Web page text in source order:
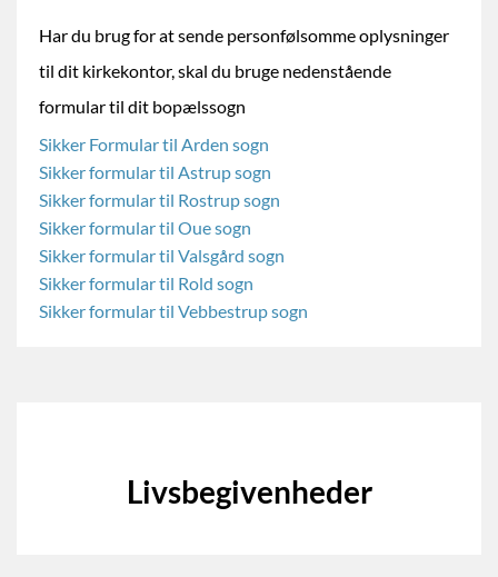
Har du brug for at sende personfølsomme oplysninger
til dit kirkekontor, skal du bruge nedenstående
formular til dit bopælssogn
Sikker Formular til Arden sogn
Sikker formular til Astrup sogn
Sikker formular til Rostrup sogn
Sikker formular til Oue sogn
Sikker formular til Valsgård sogn
Sikker formular til Rold sogn
Sikker formular til Vebbestrup sogn
Livsbegivenheder